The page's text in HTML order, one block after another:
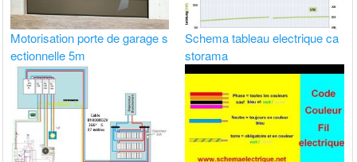
Motorisation porte de garage s
ectionnelle 5m
Schema tableau electrique ca
storama